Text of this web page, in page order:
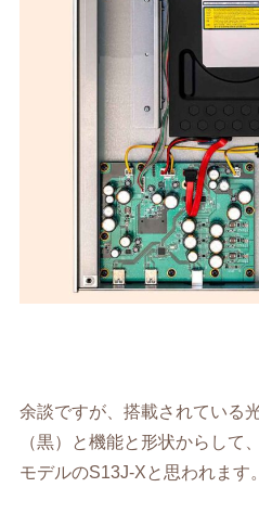
余談ですが、搭載されている
（黒）と機能と形状からして
モデルのS13J-Xと思われます。